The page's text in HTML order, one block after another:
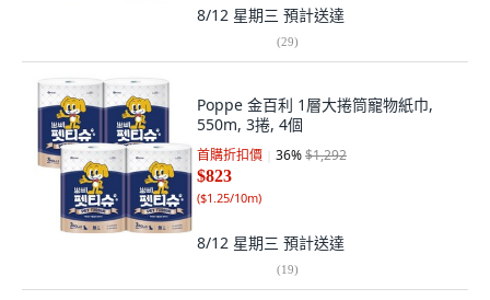
8/12 星期三 預計送達
(29)
Poppe 金百利 1層大捲筒寵物紙巾,
550m, 3捲, 4個
首購折扣價 36%$1,292
$823
($1.25/10m)
8/12 星期三 預計送達
(19)